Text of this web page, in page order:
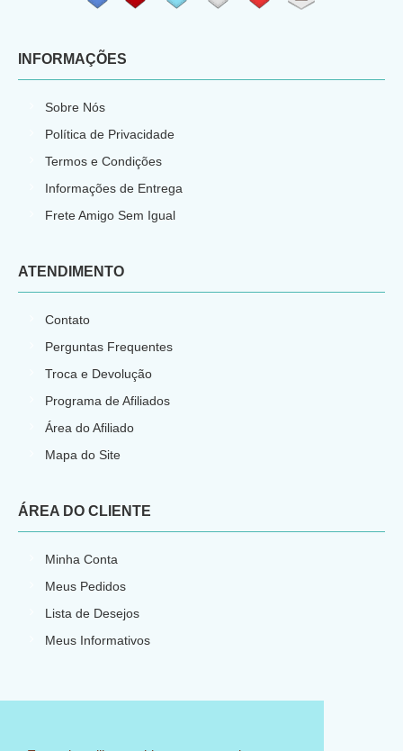
INFORMAÇÕES
Sobre Nós
Política de Privacidade
Termos e Condições
Informações de Entrega
Frete Amigo Sem Igual
ATENDIMENTO
Contato
Perguntas Frequentes
Troca e Devolução
Programa de Afiliados
Área do Afiliado
Mapa do Site
ÁREA DO CLIENTE
Minha Conta
Meus Pedidos
Lista de Desejos
Meus Informativos